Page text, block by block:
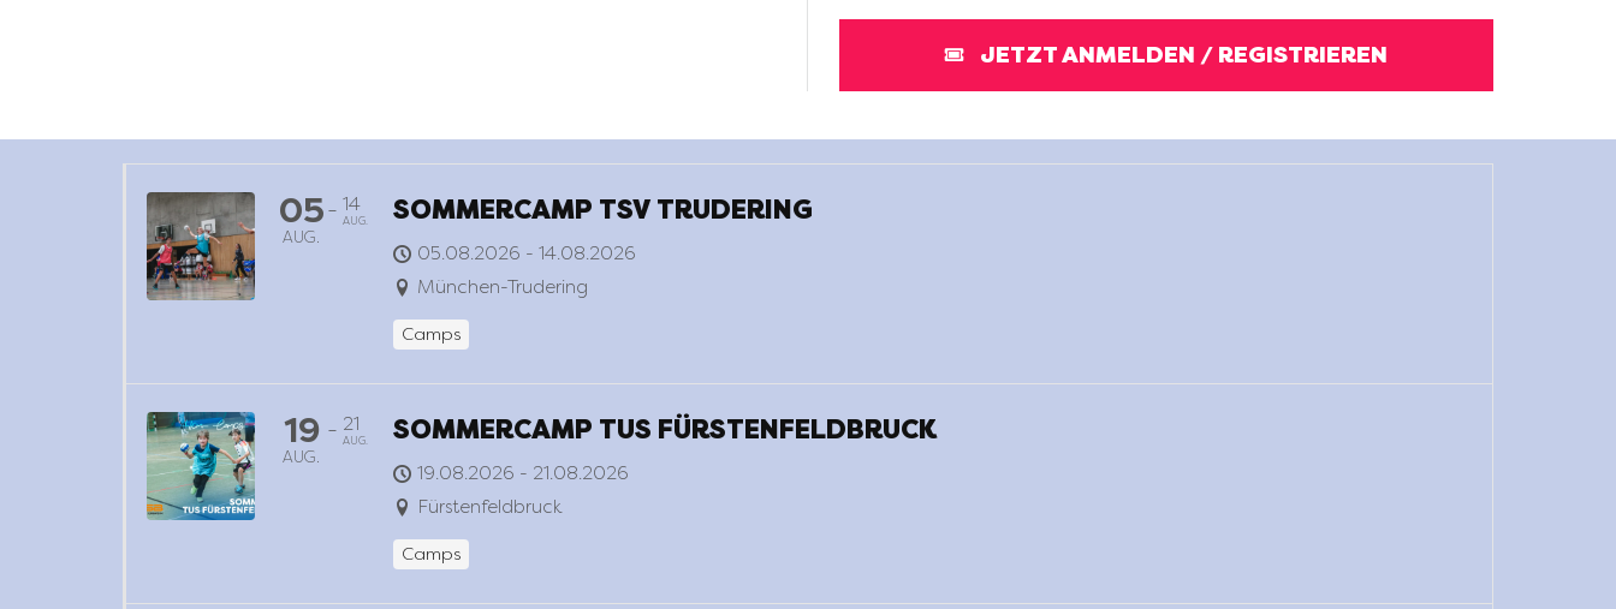
JETZT ANMELDEN / REGISTRIEREN
05
AUG.
- 14
AUG. SOMMERCAMP TSV TRUDERING
05.08.2026 - 14.08.2026
München-Trudering
Camps
19
AUG.
- 21
AUG. SOMMERCAMP TUS FÜRSTENFELDBRUCK
19.08.2026 - 21.08.2026
Fürstenfeldbruck
Camps